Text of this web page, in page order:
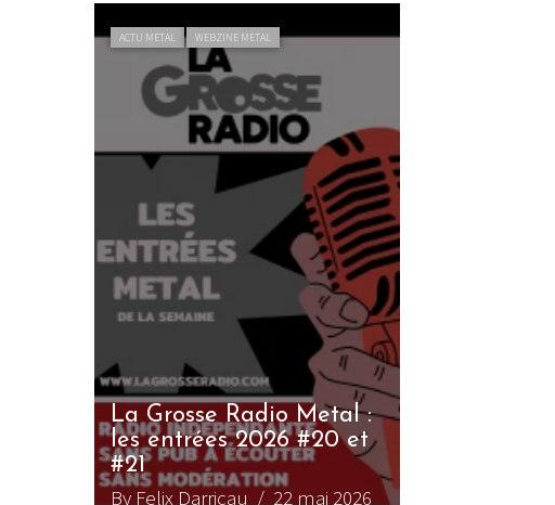
ACTU METAL WEBZINE METAL
La Grosse Radio Metal :
les entrées 2026 #20 et
#21
By Felix Darricau / 22 mai 2026